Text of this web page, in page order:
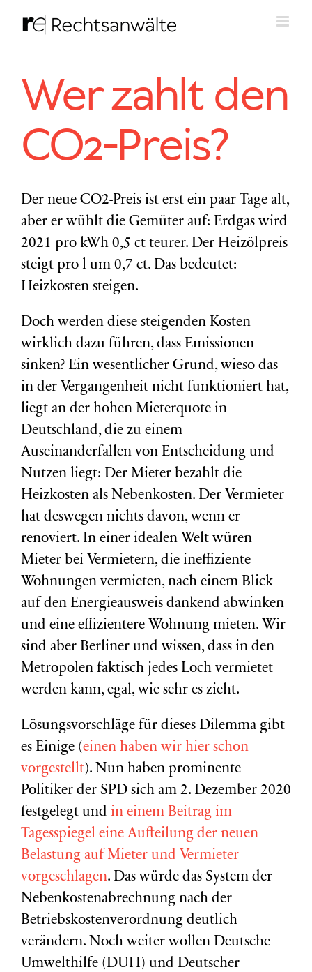
Inhalt
Wer zahlt den
CO2-Preis?
Der neue CO2-Preis ist erst ein paar Tage alt,
aber er wühlt die Gemüter auf: Erdgas wird
2021 pro kWh 0,5 ct teurer. Der Heizölpreis
steigt pro l um 0,7 ct. Das bedeutet:
Heizkosten steigen.
Doch werden diese steigenden Kosten
wirklich dazu führen, dass Emissionen
sinken? Ein wesentlicher Grund, wieso das
in der Vergangenheit nicht funktioniert hat,
liegt an der hohen Mieterquote in
Deutschland, die zu einem
Auseinanderfallen von Entscheidung und
Nutzen liegt: Der Mieter bezahlt die
Heizkosten als Nebenkosten. Der Vermieter
hat deswegen nichts davon, wenn er
renoviert. In einer idealen Welt würen
Mieter bei Vermietern, die ineffiziente
Wohnungen vermieten, nach einem Blick
auf den Energieausweis dankend abwinken
und eine effizientere Wohnung mieten. Wir
sind aber Berliner und wissen, dass in den
Metropolen faktisch jedes Loch vermietet
werden kann, egal, wie sehr es zieht.
Lösungsvorschläge für dieses Dilemma gibt
es Einige (einen haben wir hier schon
vorgestellt). Nun haben prominente
Politiker der SPD sich am 2. Dezember 2020
festgelegt und in einem Beitrag im
Tagesspiegel eine Aufteilung der neuen
Belastung auf Mieter und Vermieter
vorgeschlagen. Das würde das System der
Nebenkostenabrechnung nach der
Betriebskostenverordnung deutlich
verändern. Noch weiter wollen Deutsche
Umwelthilfe (DUH) und Deutscher